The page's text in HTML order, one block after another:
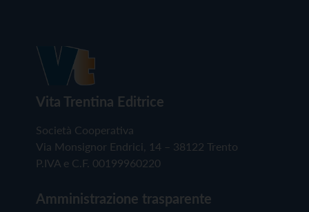
Vita Trentina Editrice
Società Cooperativa
Via Monsignor Endrici, 14 – 38122 Trento
P.IVA e C.F. 00199960220
Amministrazione trasparente